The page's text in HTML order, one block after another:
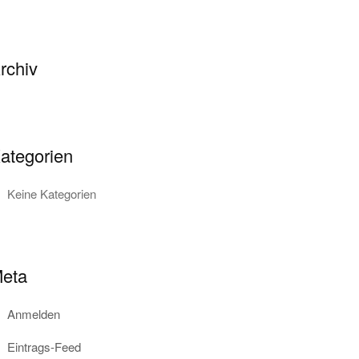
Keine Kategorien
Anmelden
Eintrags-Feed